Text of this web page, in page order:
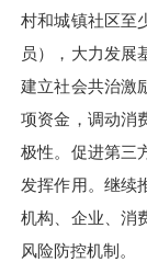
村和城镇社区至
员），大力发展
建立社会共治激
项资金，调动消
极性。促进第三
发挥作用。继续
机构、企业、消
风险防控机制。